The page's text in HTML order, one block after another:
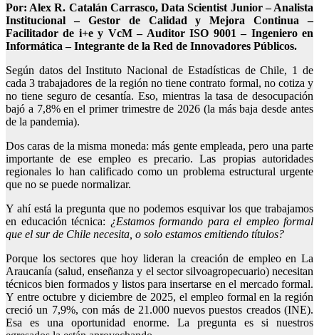
Por: Alex R. Catalán Carrasco, Data Scientist Junior – Analista
Institucional – Gestor de Calidad y Mejora Continua –
Facilitador de i+e y VcM – Auditor ISO 9001 – Ingeniero en
Informática – Integrante de la Red de Innovadores Públicos.
Según datos del Instituto Nacional de Estadísticas de Chile, 1 de
cada 3 trabajadores de la región no tiene contrato formal, no cotiza y
no tiene seguro de cesantía. Eso, mientras la tasa de desocupación
bajó a 7,8% en el primer trimestre de 2026 (la más baja desde antes
de la pandemia).
Dos caras de la misma moneda: más gente empleada, pero una parte
importante de ese empleo es precario. Las propias autoridades
regionales lo han calificado como un problema estructural urgente
que no se puede normalizar.
Y ahí está la pregunta que no podemos esquivar los que trabajamos
en educación técnica: ¿Estamos formando para el empleo formal
que el sur de Chile necesita, o solo estamos emitiendo títulos?
Porque los sectores que hoy lideran la creación de empleo en La
Araucanía (salud, enseñanza y el sector silvoagropecuario) necesitan
técnicos bien formados y listos para insertarse en el mercado formal.
Y entre octubre y diciembre de 2025, el empleo formal en la región
creció un 7,9%, con más de 21.000 nuevos puestos creados (INE).
Esa es una oportunidad enorme. La pregunta es si nuestros